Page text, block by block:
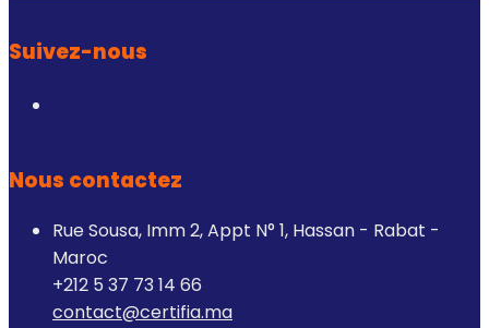
Suivez-nous
Nous contactez
Rue Sousa, Imm 2, Appt N° 1, Hassan - Rabat -
Maroc
+212 5 37 73 14 66
contact@certifia.ma